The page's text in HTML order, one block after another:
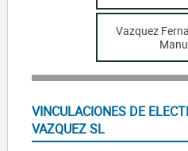
Vazquez
VINCULACIONES DE
VAZQUEZ SL